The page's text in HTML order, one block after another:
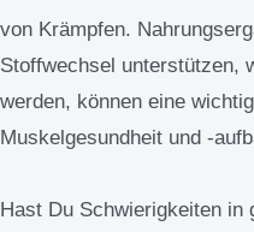
von Krämpfen.
Stoffwechsel unterstützen,
werden, können eine
Muskelgesundheit und -
Hast Du Schwierigkeiten in